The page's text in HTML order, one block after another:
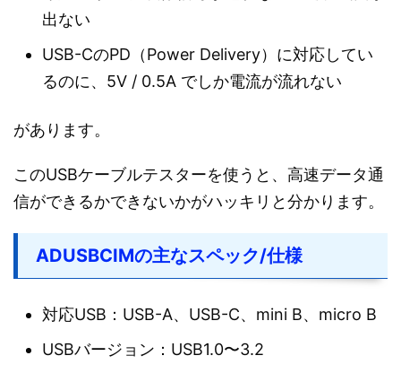
出ない
USB-CのPD（Power Delivery）に対応してい
るのに、5V / 0.5A でしか電流が流れない
があります。
このUSBケーブルテスターを使うと、高速データ通
信ができるかできないかがハッキリと分かります。
ADUSBCIMの主なスペック/仕様
対応USB：USB-A、USB-C、mini B、micro B
USBバージョン：USB1.0〜3.2